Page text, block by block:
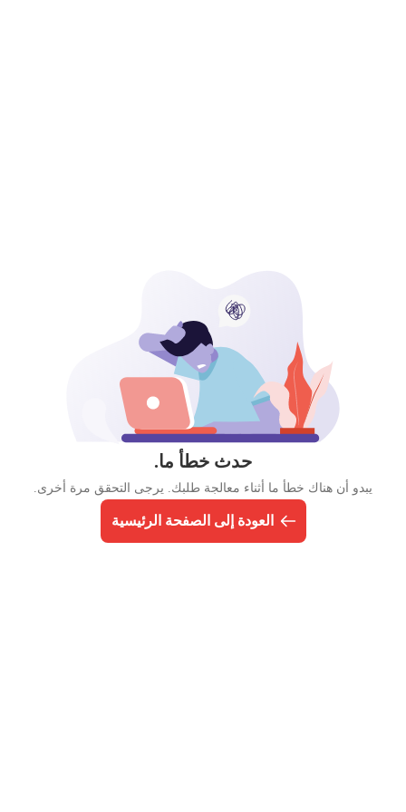
حدث خطأ ما.
يبدو أن هناك خطأ ما أثناء معالجة طلبك. يرجى التحقق مرة أخرى.
العودة إلى الصفحة الرئيسية